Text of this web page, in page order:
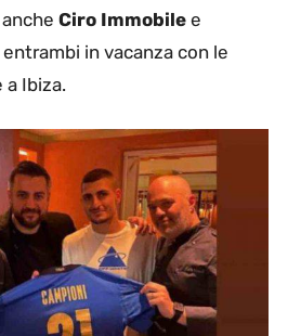
Ciro Immobile e
entrambi in vacanza con le
Ibiza.